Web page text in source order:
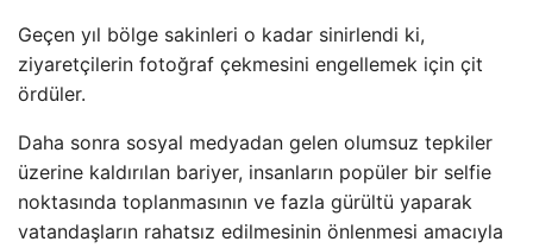
Geçen yıl bölge sakinleri o kadar sinirlendi ki,
ziyaretçilerin fotoğraf çekmesini engellemek için çit
ördüler.
Daha sonra sosyal medyadan gelen olumsuz tepkiler
üzerine kaldırılan bariyer, insanların popüler bir selfie
noktasında toplanmasının ve fazla gürültü yaparak
vatandaşların rahatsız edilmesinin önlenmesi amacıyla